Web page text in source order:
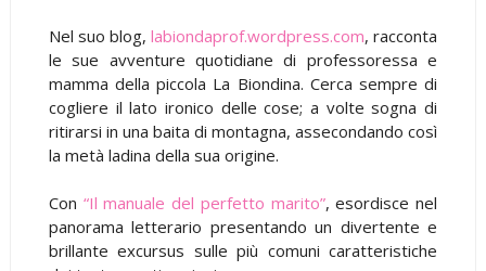
Nel suo blog,labiondaprof.wordpress.com, racconta
le sue avventure quotidiane di professoressa e
mamma della piccola La Biondina. Cerca sempre di
cogliere il lato ironico delle cose; a volte sogna di
ritirarsi in una baita di montagna, assecondando così
la metà ladina della sua origine.
Con “Il manuale del perfetto marito”, esordisce nel
panorama letterario presentando un divertente e
brillante excursus sulle più comuni caratteristiche